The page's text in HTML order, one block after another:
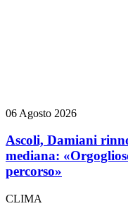
06 Agosto 2026
Ascoli, Damiani
mediana:
percorso»
CLIMA